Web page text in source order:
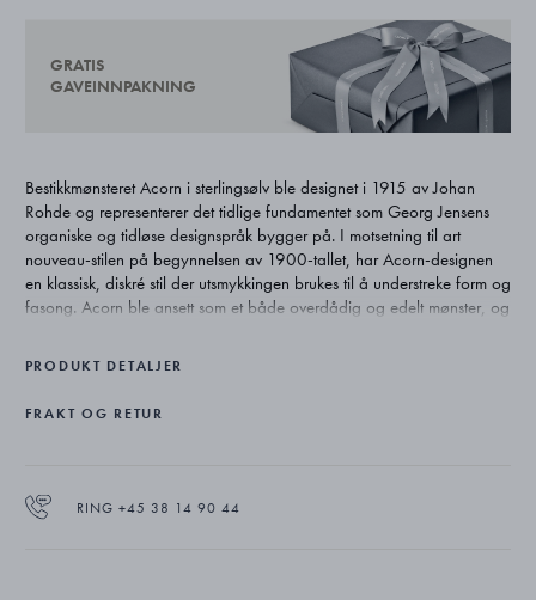
GRATIS
GAVEINNPAKNING
Bestikkmønsteret Acorn i sterlingsølv ble designet i 1915 av Johan
Rohde og representerer det tidlige fundamentet som Georg Jensens
organiske og tidløse designspråk bygger på. I motsetning til art
nouveau-stilen på begynnelsen av 1900-tallet, har Acorn-designen
en klassisk, diskré stil der utsmykkingen brukes til å understreke form og
fasong. Acorn ble ansett som et både overdådig og edelt mønster, og
bestikkmønstre i sølv.
PRODUKT DETALJER
FRAKT OG RETUR
RING +45 38 14 90 44